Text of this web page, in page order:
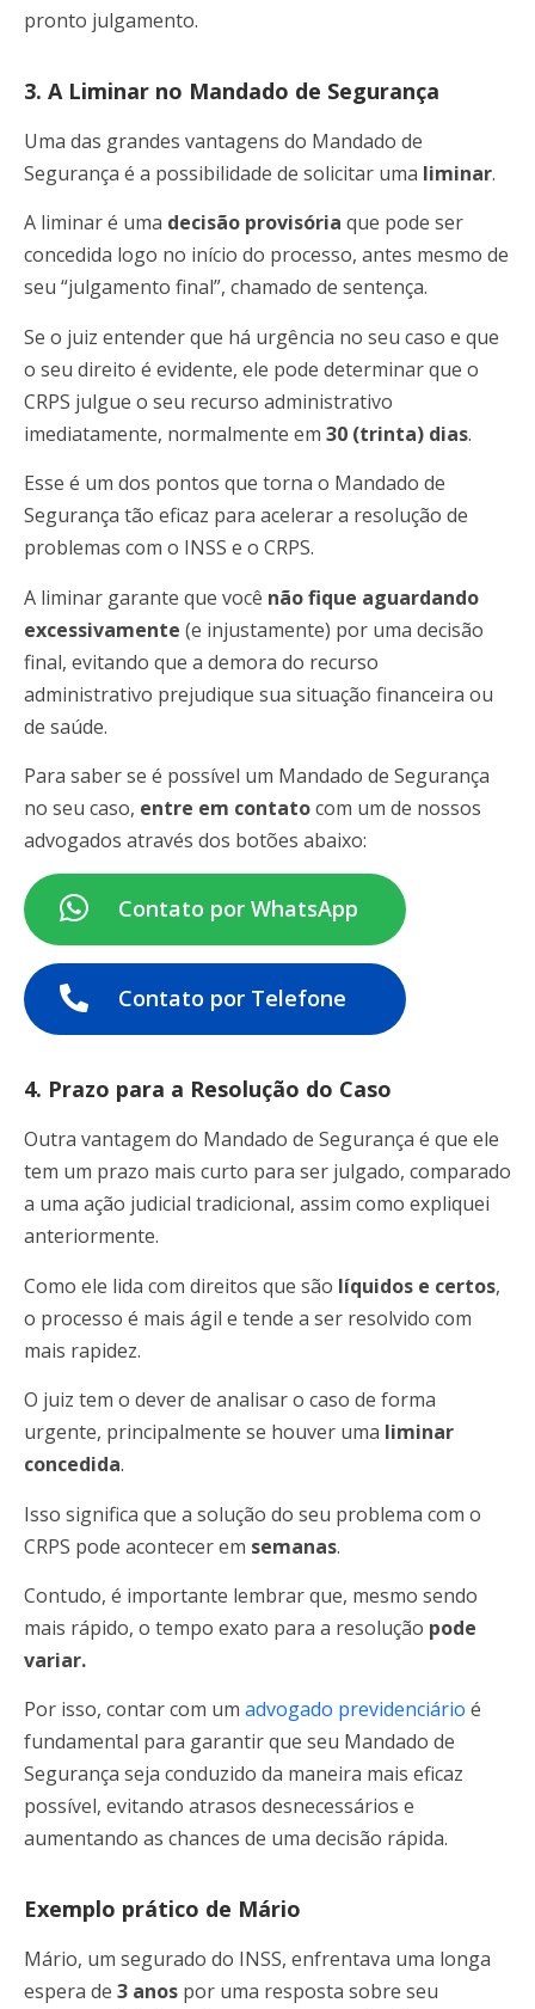
pronto julgamento.
3. A Liminar no Mandado de Segurança
Uma das grandes vantagens do Mandado de
Segurança é a possibilidade de solicitar uma liminar.
A liminar é uma decisão provisória que pode ser
concedida logo no início do processo, antes mesmo de
seu “julgamento final”, chamado de sentença.
Se o juiz entender que há urgência no seu caso e que
o seu direito é evidente, ele pode determinar que o
CRPS julgue o seu recurso administrativo
imediatamente, normalmente em 30 (trinta) dias.
Esse é um dos pontos que torna o Mandado de
Segurança tão eficaz para acelerar a resolução de
problemas com o INSS e o CRPS.
A liminar garante que você não fique aguardando
excessivamente (e injustamente) por uma decisão
final, evitando que a demora do recurso
administrativo prejudique sua situação financeira ou
de saúde.
Para saber se é possível um Mandado de Segurança
no seu caso, entre em contatocom um de nossos
advogados através dos botões abaixo:
Contato por WhatsApp
Contato por Telefone
4. Prazo para a Resolução do Caso
Outra vantagem do Mandado de Segurança é que ele
tem um prazo mais curto para ser julgado, comparado
a uma ação judicial tradicional, assim como expliquei
anteriormente.
Como ele lida com direitos que são líquidos e certos,
o processo é mais ágil e tende a ser resolvido com
mais rapidez.
O juiz tem o dever de analisar o caso de forma
urgente, principalmente se houver uma liminar
concedida.
Isso significa que a solução do seu problema com o
CRPS pode acontecer em semanas.
Contudo, é importante lembrar que, mesmo sendo
mais rápido, o tempo exato para a resolução pode
variar.
Por isso, contar com um advogado previdenciário é
fundamental para garantir que seu Mandado de
Segurança seja conduzido da maneira mais eficaz
possível, evitando atrasos desnecessários e
aumentando as chances de uma decisão rápida.
Exemplo prático de Mário
Mário, um segurado do INSS, enfrentava uma longa
espera de 3 anos por uma resposta sobre seu